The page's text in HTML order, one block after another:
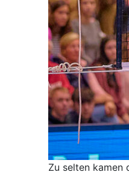
Zu selten kamen